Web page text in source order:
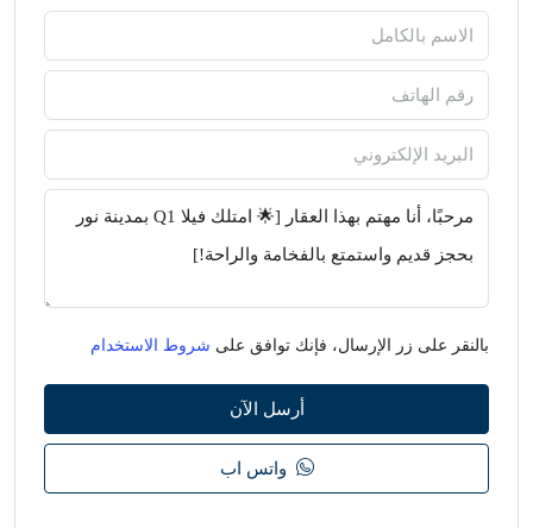
بالنقر على زر الإرسال، فإنك توافق على شروط الاستخدام
أرسل الآن
واتس اب